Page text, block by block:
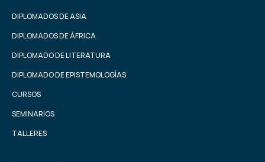
DIPLOMADOS DE ASIA
DIPLOMADOS DE ÁFRICA
DIPLOMADO DE LITERATURA
DIPLOMADO DE EPISTEMOLOGÍAS
CURSOS
SEMINARIOS
TALLERES